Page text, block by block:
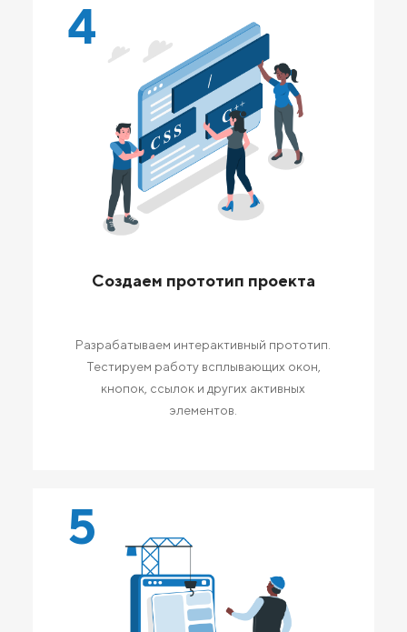
4
Создаем прототип проекта
Разрабатываем интерактивный прототип.
Тестируем работу всплывающих окон,
кнопок, ссылок и других активных
элементов.
5